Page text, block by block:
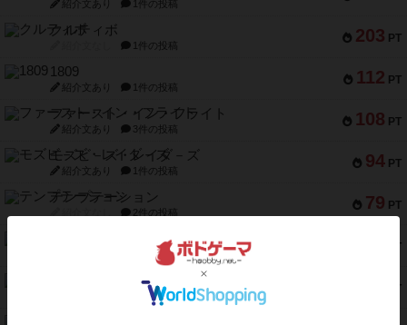
紹介文あり 1件の投稿
203 PT
クルティボ
1件の投稿
112 PT
1809
紹介文あり 1件の投稿
108 PT
ファースト・イン・フライト
紹介文あり 3件の投稿
94 PT
モズビ－ズ・レイダ－ズ
紹介文あり 1件の投稿
79 PT
テンプテーション
2件の投稿
PT
2件の投稿
PT
宵と暁の呪文書
8件の投稿